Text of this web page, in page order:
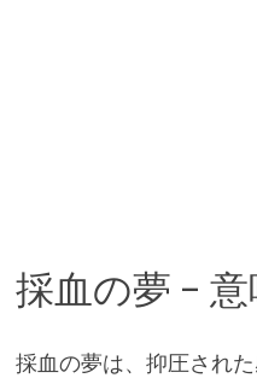
採血の夢 –
採血の夢は、抑圧され